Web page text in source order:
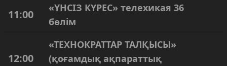
11:00
«ҮНСІЗ КҮРЕС» телехикая 36
бөлім
12:00
«ТЕХНОКРАТТАР ТАЛҚЫСЫ»
(қоғамдық ақпараттық